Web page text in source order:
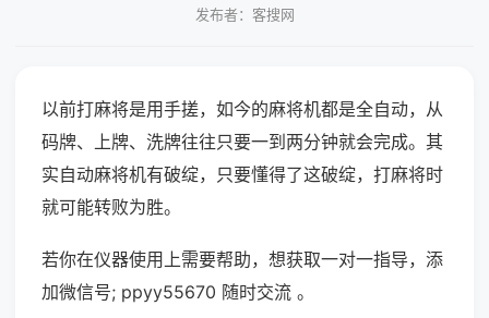
发布者：客搜网
以前打麻将是用手搓，如今的麻将机都是全自动，从
码牌、上牌、洗牌往往只要一到两分钟就会完成。其
实自动麻将机有破绽，只要懂得了这破绽，打麻将时
就可能转败为胜。
若你在仪器使用上需要帮助，想获取一对一指导，添
加微信号; ppyy55670 随时交流 。